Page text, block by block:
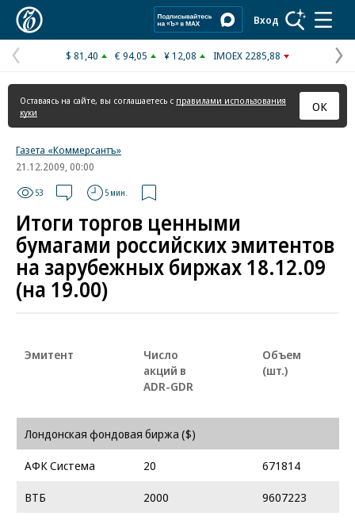
Вход
Предыдущая
страница
$ 81,40 € 94,05 ¥ 12,08 IMOEX 2285,88
Оставаясь на сайте, вы соглашаетесь с правилами использования
куки
ОК
Газета «Коммерсантъ»
21.12.2009, 00:00
53 5 мин.
Итоги торгов ценными
бумагами российских эмитентов
на зарубежных биржах 18.12.09
(на 19.00)
Эмитент
Число
акций в
ADR-GDR
Объем
(шт.)
Лондонская фондовая биржа ($)
АФК Система
20
671814
ВТБ
2000
9607223